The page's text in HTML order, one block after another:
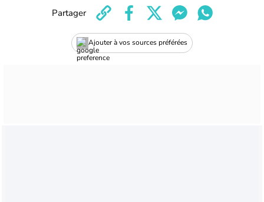
Ajouter à vos sources préférées
Partager